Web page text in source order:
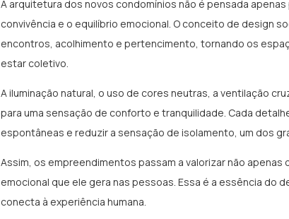
A arquitetura dos novos condomínios não é pensada
convivência e o equilíbrio emocional. O conceito de design
encontros, acolhimento e pertencimento, tornando os
estar coletivo.
A iluminação natural, o uso de cores neutras, a ventilação
para uma sensação de conforto e tranquilidade. Cada
espontâneas e reduzir a sensação de isolamento, um dos
Assim, os empreendimentos passam a valorizar não
emocional que ele gera nas pessoas. Essa é a essência do
conecta à experiência humana.